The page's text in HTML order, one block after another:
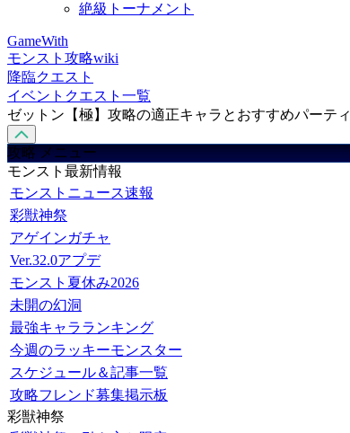
絶級トーナメント
GameWith
モンスト攻略wiki
降臨クエスト
イベントクエスト一覧
ゼットン【極】攻略の適正キャラとおすすめパーティ
攻略 メニュー
モンスト最新情報
モンストニュース速報
彩獣神祭
アゲインガチャ
Ver.32.0アプデ
モンスト夏休み2026
未開の幻洞
最強キャラランキング
今週のラッキーモンスター
スケジュール＆記事一覧
攻略フレンド募集掲示板
彩獣神祭